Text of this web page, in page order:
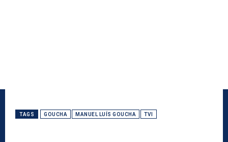
TAGS GOUCHA MANUEL LUÍS GOUCHA TVI